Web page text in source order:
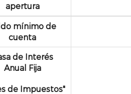
apertura
mínimo de
cuenta
de Interés
Anual Fija
de Impuestos"